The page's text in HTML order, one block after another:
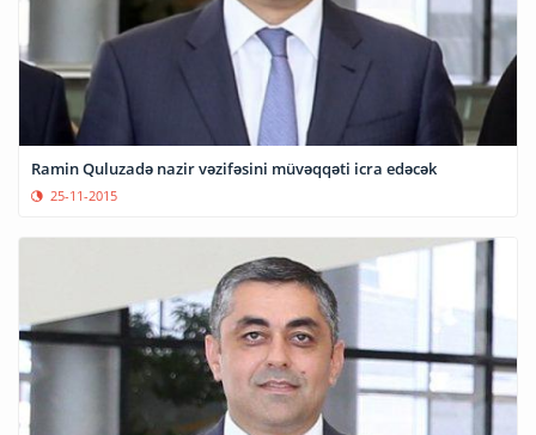
Ramin Quluzadə nazir vəzifəsini müvəqqəti icra edəcək
25-11-2015